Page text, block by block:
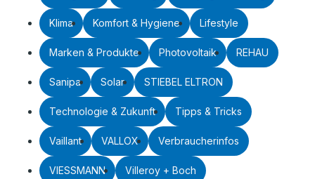
Klima Komfort & Hygiene Lifestyle
Marken & Produkte Photovoltaik REHAU
Sanipa Solar STIEBEL ELTRON
Technologie & Zukunft Tipps & Tricks
Vaillant VALLOX Verbraucherinfos
VIESSMANN Villeroy + Boch